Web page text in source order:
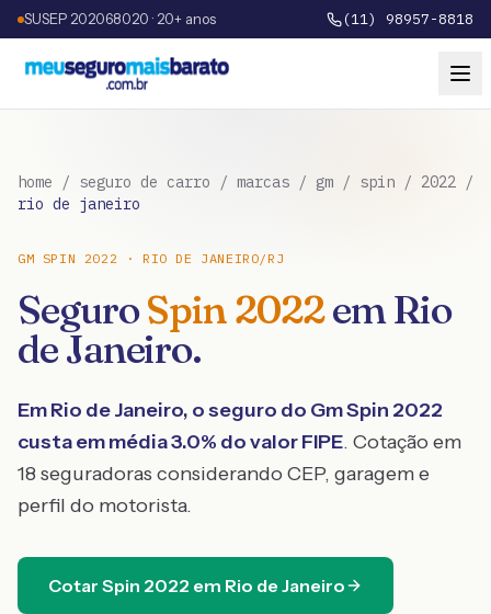
SUSEP 202068020 · 20+ anos (11) 98957-8818
home / seguro de carro / marcas / gm / spin / 2022 /
rio de janeiro
GM SPIN 2022 ·RIO DE JANEIRO/RJ
SeguroSpin2022emRio
de Janeiro.
EmRio de Janeiro, o seguro do GmSpin 2022
custa em média3.0% do valor FIPE. Cotação em
18 seguradoras considerando CEP, garagem e
perfil do motorista.
Cotar Spin 2022 em Rio de Janeiro